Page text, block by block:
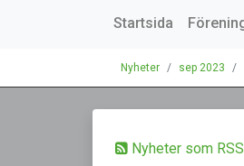
Startsida
Nyheter sep 2023
Nyheter som